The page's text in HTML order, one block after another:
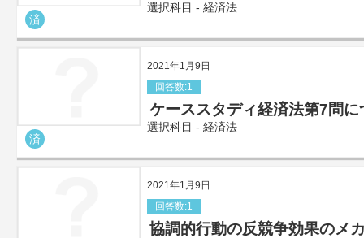
選択科目 - 経済法
済
2021年1月9日
回答数:1
ケーススタディ経済法第7問に
選択科目 - 経済法
済
2021年1月9日
回答数:1
協調的行動の反競争効果のメ